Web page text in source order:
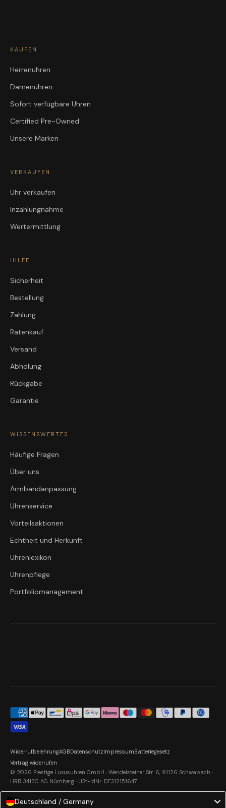
KAUFEN
Herrenuhren
Damenuhren
Sofort verfügbare Uhren
Certified Pre-Owned
Unsere Marken
VERKAUFEN
Uhr verkaufen
Inzahlungnahme
Wertermittlung
HILFE
Sicherheit
Bestellung
Zahlung
Ratenkauf
Versand
Abholung
Rückgabe
Garantie
WISSENSWERTES
Häufige Fragen
Über uns
Armbandanpassung
Uhrenservice
Vorteilsaktionen
Echtheit und Herkunft
Uhrenlexikon
Uhrenpflege
Portfoliomanagement
© 2026 Prestige Luxusuhren GmbH · Wendelsteiner Str. 6, 91126 Schwabach ·
HRB 34130 AG Nürnberg · USt-IdNr. DE312151647
WiderrufbelehrungAGBDatenschutzImpressumBatteriegesetz
Vertrag widerrufen
Deutschland / Germany